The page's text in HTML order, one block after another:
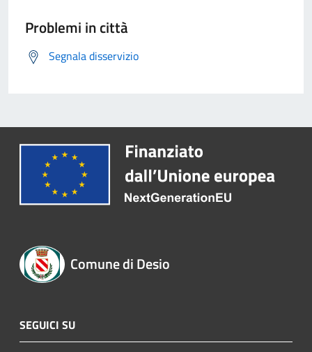
Problemi in città
Segnala disservizio
Comune di Desio
SEGUICI SU